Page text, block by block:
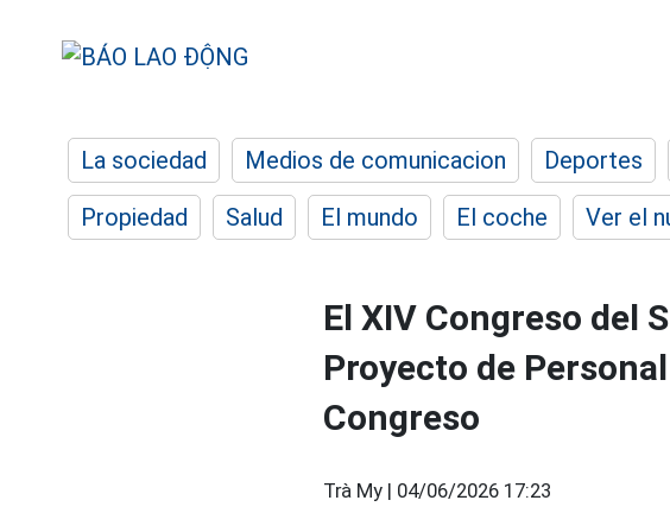
La sociedad Medios de comunicacion Deportes
Propiedad
Salud El mundo El coche Ver el
El XIV Congreso del
Proyecto de
Congreso
Trà My | 04/06/2026 17:23